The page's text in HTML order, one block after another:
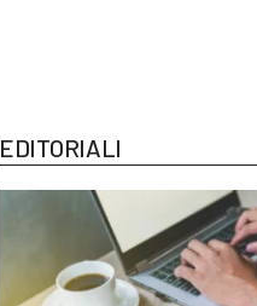
EDITORIALI